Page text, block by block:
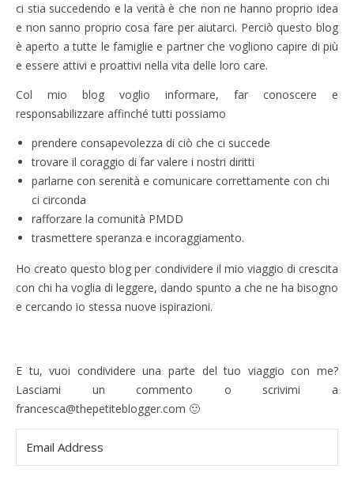
ci stia succedendo e la verità è che non ne hanno proprio idea
e non sanno proprio cosa fare per aiutarci. Perciò questo blog
è aperto a tutte le famiglie e partner che vogliono capire di più
e essere attivi e proattivi nella vita delle loro care.
Col mio blog voglio informare, far conoscere e
responsabilizzare affinché tutti possiamo
prendere consapevolezza di ciò che ci succede
trovare il coraggio di far valere i nostri diritti
parlarne con serenità e comunicare correttamente con chi
ci circonda
rafforzare la comunità PMDD
trasmettere speranza e incoraggiamento.
Ho creato questo blog per condividere il mio viaggio di crescita
con chi ha voglia di leggere, dando spunto a che ne ha bisogno
e cercando io stessa nuove ispirazioni.
E tu, vuoi condividere una parte del tuo viaggio con me?
Lasciami un commento o scrivimi a
francesca@thepetiteblogger.com 🙂